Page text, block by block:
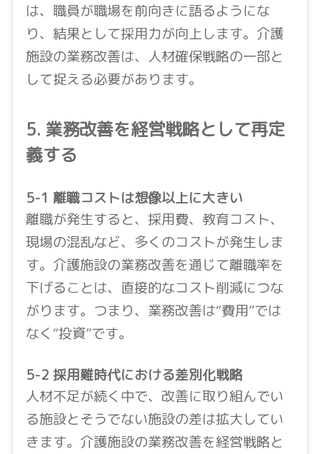
は、職員が職場を前向きに語るようにな
り、結果として採用力が向上します。介護
施設の業務改善は、人材確保戦略の一部と
して捉える必要があります。
5. 業務改善を経営戦略として再定
義する
5-1 離職コストは想像以上に大きい
離職が発生すると、採用費、教育コスト、
現場の混乱など、多くのコストが発生しま
す。介護施設の業務改善を通じて離職率を
下げることは、直接的なコスト削減につな
がります。つまり、業務改善は“費用”では
なく“投資”です。
5-2 採用難時代における差別化戦略
人材不足が続く中で、改善に取り組んでい
る施設とそうでない施設の差は拡大してい
きます。介護施設の業務改善を経営戦略と